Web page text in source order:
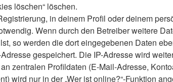
löschen“ löschen.
in deinem Profil oder deinem
Wenn durch den Betreiber weitere
so werden die dort eingegebenen Daten
gespeichert. Die IP-Adresse wird
zentralen Profildaten (E-Mail-Adresse,
wird nur in der „Wer ist online?“-Funktion